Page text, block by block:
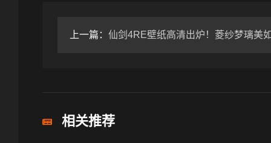
上一篇： 仙剑4RE壁纸高清出炉！菱纱梦璃美如画，你打几
相关推荐